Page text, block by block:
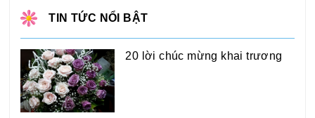
TIN TỨC NỔI BẬT
20 lời chúc mừng khai trương